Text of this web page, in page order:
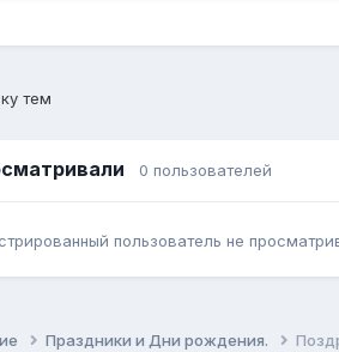
тем
0 пользователей
пользователь не
Праздники и Дни рождения.